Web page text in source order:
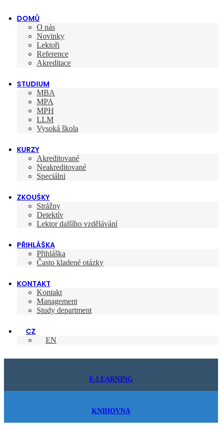
DOMŮ
O nás
Novinky
Lektoři
Reference
Akreditace
STUDIUM
MBA
MPA
MPH
LLM
Vysoká škola
KURZY
Akreditované
Neakreditované
Speciálni
ZKOUŠKY
Strážny
Detektív
Lektor dalšího vzdělávání
PŘIHLÁŠKA
Přihláška
Často kladené otázky
KONTAKT
Kontakt
Management
Study department
CZ
EN
E-LEARNING
KNIHOVNA